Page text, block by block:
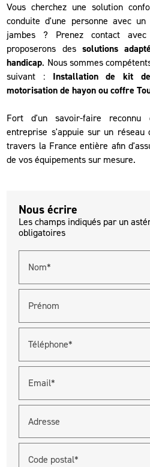
Vous cherchez une solution
conduite d'une personne avec
jambes ? Prenez contact avec
proposerons des solutions
handicap. Nous sommes
suivant : Installation de kit
motorisation de hayon ou coffre
Fort d'un savoir-faire reconnu
entreprise s'appuie sur un réseau
travers la France entière afin
de vos équipements sur mesure.
Nous écrire
Les champs indiqués par un
obligatoires
Nom*
Prénom
Téléphone*
Email*
Adresse
Code postal*